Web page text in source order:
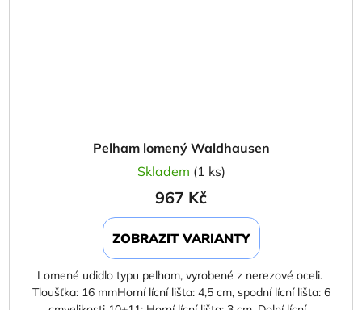
Pelham lomený Waldhausen
Skladem (1 ks)
967 Kč
ZOBRAZIT VARIANTY
Lomené udidlo typu pelham, vyrobené z nerezové oceli.
Tloušťka: 16 mmHorní lícní lišta: 4,5 cm, spodní lícní lišta: 6